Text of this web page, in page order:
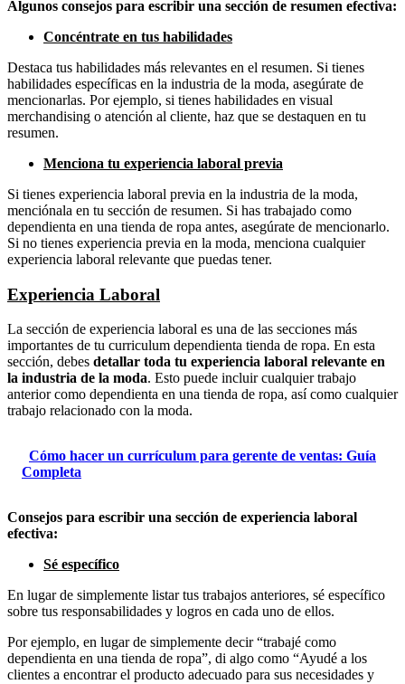
Algunos consejos para escribir una sección de resumen efectiva:
Concéntrate en tus habilidades
Destaca tus habilidades más relevantes en el resumen. Si tienes
habilidades específicas en la industria de la moda, asegúrate de
mencionarlas. Por ejemplo, si tienes habilidades en visual
merchandising o atención al cliente, haz que se destaquen en tu
resumen.
Menciona tu experiencia laboral previa
Si tienes experiencia laboral previa en la industria de la moda,
menciónala en tu sección de resumen. Si has trabajado como
dependienta en una tienda de ropa antes, asegúrate de mencionarlo.
Si no tienes experiencia previa en la moda, menciona cualquier
experiencia laboral relevante que puedas tener.
Experiencia Laboral
La sección de experiencia laboral es una de las secciones más
importantes de tu curriculum dependienta tienda de ropa. En esta
sección, debes detallar toda tu experiencia laboral relevante en
la industria de la moda. Esto puede incluir cualquier trabajo
anterior como dependienta en una tienda de ropa, así como cualquier
trabajo relacionado con la moda.
Cómo hacer un currículum para gerente de ventas: Guía
Completa
Consejos para escribir una sección de experiencia laboral
efectiva:
Sé específico
En lugar de simplemente listar tus trabajos anteriores, sé específico
sobre tus responsabilidades y logros en cada uno de ellos.
Por ejemplo, en lugar de simplemente decir “trabajé como
dependienta en una tienda de ropa”, di algo como “Ayudé a los
clientes a encontrar el producto adecuado para sus necesidades y